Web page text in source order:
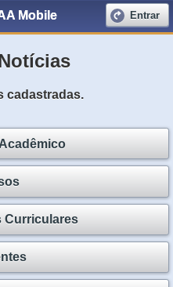
Mobile Entrar
cadastradas.
Curriculares